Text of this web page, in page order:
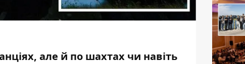
але й по шахтах чи навіть